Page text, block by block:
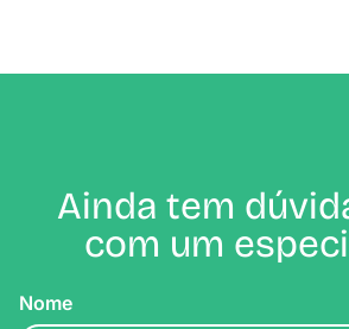
Ainda tem
com um
Nome